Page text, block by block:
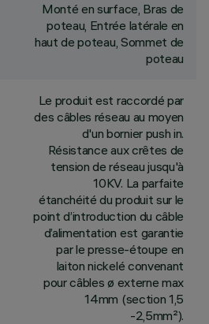
Monté en surface, Bras de
poteau, Entrée latérale en
haut de poteau, Sommet de
poteau
Le produit est raccordé par
des câbles réseau au moyen
d'un bornier push in.
Résistance aux crêtes de
tension de réseau jusqu'à
10KV. La parfaite
étanchéité du produit sur le
point d’introduction du câble
d’alimentation est garantie
par le presse-étoupe en
laiton nickelé convenant
pour câbles ø externe max
14mm (section 1,5
-2,5mm²).